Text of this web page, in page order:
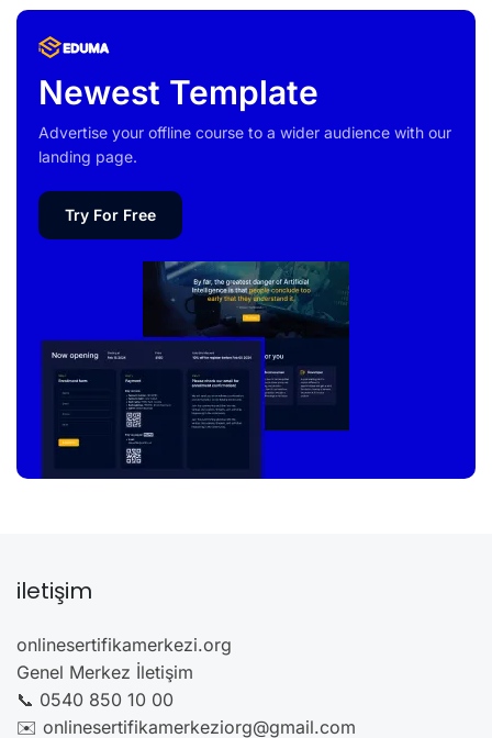
Newest Template
Advertise your offline course to a wider audience with our
landing page.
Try For Free
iletişim
onlinesertifikamerkezi.org
Genel Merkez İletişim
📞 0540 850 10 00
✉️ onlinesertifikamerkeziorg@gmail.com